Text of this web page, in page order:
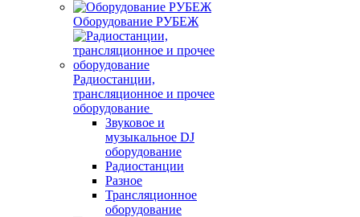
Оборудование РУБЕЖ
Радиостанции,
трансляционное и прочее
оборудование
Звуковое и
музыкальное DJ
оборудование
Радиостанции
Разное
Трансляционное
оборудование